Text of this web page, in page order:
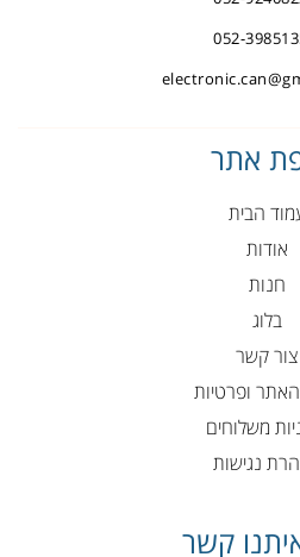
052-
אתר
הבית
אודות
חנות
בלוג
צור קשר
ופרטיות
משלוחים
נגישות
קשר